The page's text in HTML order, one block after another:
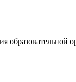
образовательной